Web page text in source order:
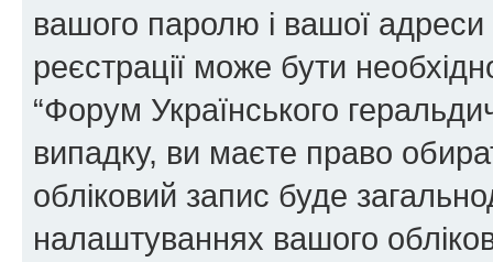
вашого паролю і вашої адреси
реєстрації може бути
“Форум Українського
випадку, ви маєте право
обліковий запис буде
налаштуваннях вашого